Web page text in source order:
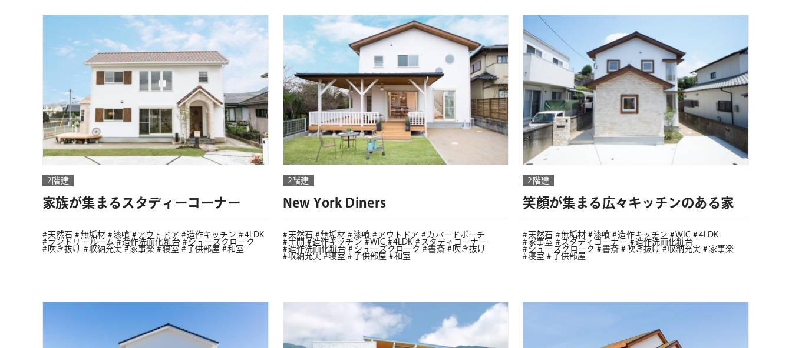
2階建
家族が集まるスタディーコーナー
天然石 無垢材 漆喰 アウトドア 造作キッチン
4LDK
ランドリールーム
造作洗面化粧台
シューズクローク
吹き抜け
収納充実 家事楽 寝室 子供部屋 和室
2階建
New York Diners
天然石 無垢材 漆喰 アウトドア
カバードポーチ
土間
造作キッチン WIC 4LDK
スタディコーナー
造作洗面化粧台
シューズクローク 書斎
吹き抜け
収納充実
寝室 子供部屋 和室
2階建
笑顔が集まる広々キッチンのある家
天然石 無垢材 漆喰 造作キッチン WIC
4LDK
家事室
スタディコーナー
造作洗面化粧台
シューズクローク
書斎 吹き抜け 収納充実
家事楽
寝室
子供部屋